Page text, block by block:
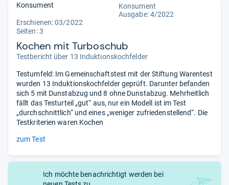
Konsument
Konsument
Ausgabe: 4/2022
Erschienen: 03/2022
Seiten: 3
Kochen mit Turboschub
Testbericht über 13 Induktionskochfelder
Testumfeld: Im Gemeinschaftstest mit der Stiftung Warentest
wurden 13 Induktionskochfelder geprüft. Darunter befanden
sich 5 mit Dunstabzug und 8 ohne Dunstabzug. Mehrheitlich
fällt das Testurteil „gut“ aus, nur ein Modell ist im Test
„durchschnittlich“ und eines „weniger zufriedenstellend“. Die
Testkriterien waren Kochen
zum Test
Ich möchte benachrichtigt werden bei